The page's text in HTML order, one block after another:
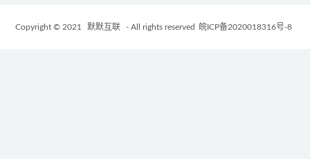
Copyright © 2021 默默互联 - All rights reserved 皖ICP备2020018316号-8